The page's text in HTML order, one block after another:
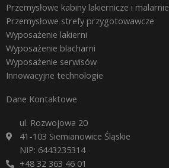
Przemysłowe kabiny lakiernicze i malarnie
Przemysłowe strefy przygotowawcze
Wyposażenie lakierni
Wyposażenie blacharni
Wyposażenie serwisów
Innowacyjne technologie
Dane Kontaktowe
ul. Rozwojowa 20
41-103 Siemianowice Śląskie
NIP: 6443235314
+48 32 363 46 01